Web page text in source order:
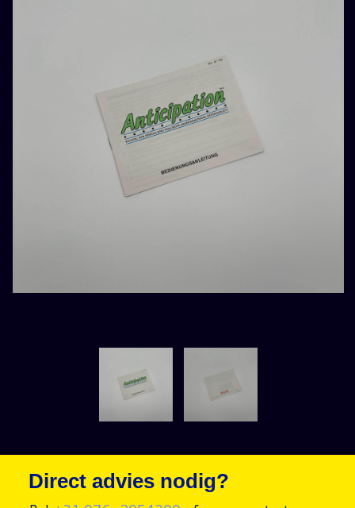
Direct advies nodig?